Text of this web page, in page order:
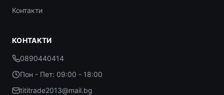
Контакти
КОНТАКТИ
0890440414
Пон - Пет: 09:00 - 18:00
tititrade2013@mail.bg